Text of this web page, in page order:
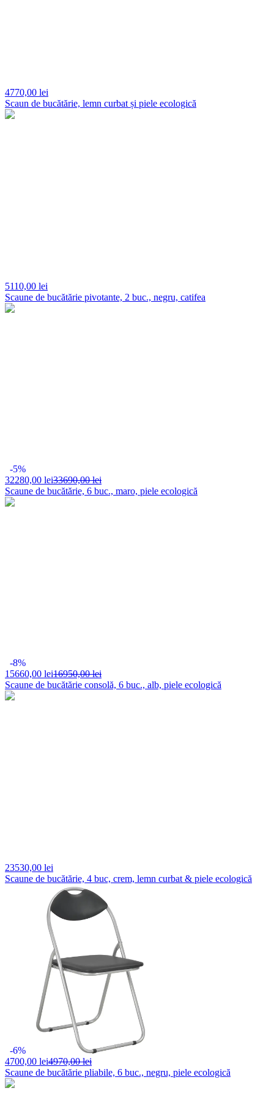
4770,00 lei
Scaun de bucătărie, lemn curbat și piele ecologică
5110,00 lei
Scaune de bucătărie pivotante, 2 buc., negru, catifea
-5%
32280,00 lei33690,00 lei
Scaune de bucătărie, 6 buc., maro, piele ecologică
-8%
15660,00 lei16950,00 lei
Scaune de bucătărie consolă, 6 buc., alb, piele ecologică
23530,00 lei
Scaune de bucătărie, 4 buc, crem, lemn curbat & piele ecologică
-6%
4700,00 lei4970,00 lei
Scaune de bucătărie pliabile, 6 buc., negru, piele ecologică